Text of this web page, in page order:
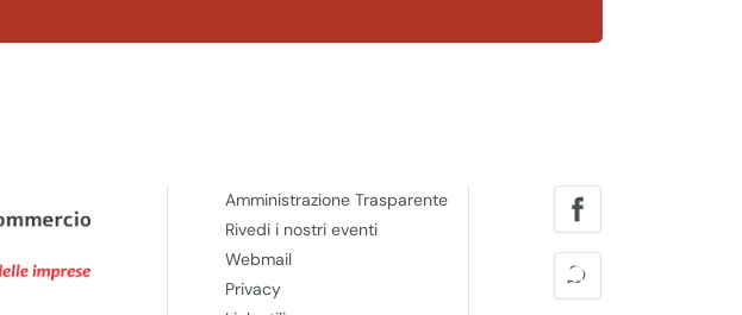
Amministrazione Trasparente
Rivedi i nostri eventi
Webmail
Privacy